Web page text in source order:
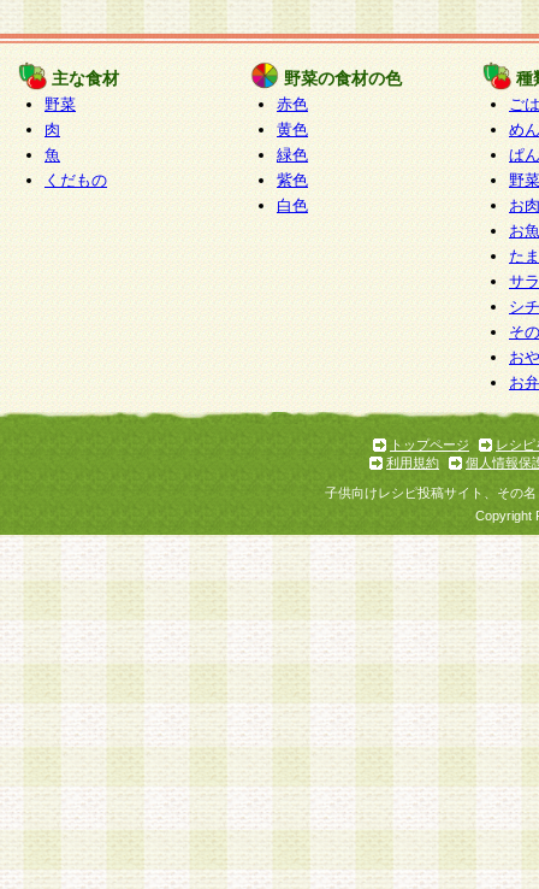
主な食材
野菜
肉
魚
くだもの
野菜の食材の色
赤色
黄色
緑色
紫色
白色
種
ご
めん
ぱん
野
お
お
た
サ
シ
そ
お
お
トップページ
レシピ
利用規約
個人情報保
子供向けレシピ投稿サイト、その
Copyright